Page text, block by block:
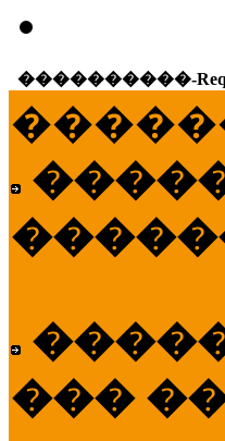
����������-
���